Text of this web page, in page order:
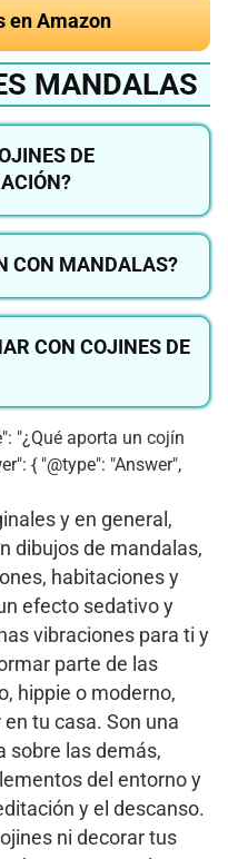
en Amazon
MANDALAS
DE
CON MANDALAS?
CON COJINES DE
"¿Qué aporta un cojín
{ "@type": "Answer",
y en general,
dibujos de mandalas,
habitaciones y
efecto sedativo y
vibraciones para ti y
parte de las
hippie o moderno,
tu casa. Son una
sobre las demás,
del entorno y
y el descanso.
ni decorar tus